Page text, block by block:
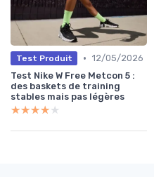
Test Produit • 12/05/2026
Test Nike W Free Metcon 5 :
des baskets de training
stables mais pas légères
★★★★★
★★★★★